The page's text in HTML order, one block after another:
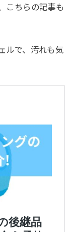
こちらの記事も
ルで、汚れも気